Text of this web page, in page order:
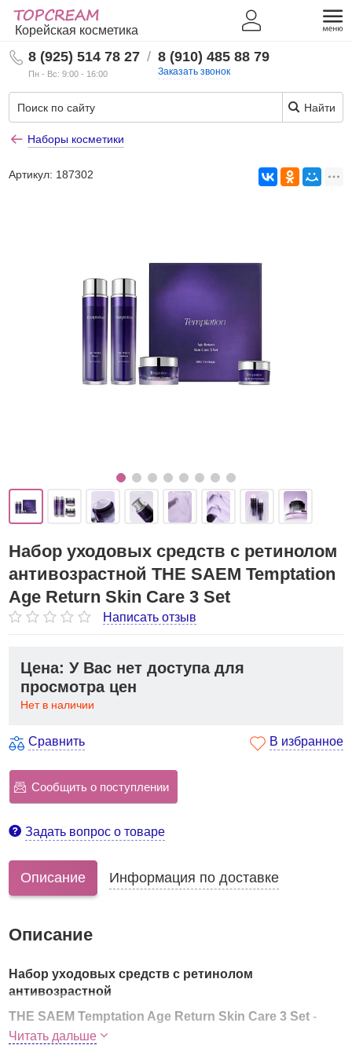
Корейская косметика
8 (925) 514 78 27
Пн - Вс: 9:00 - 16:00
/ 8 (910) 485 88 79
Заказать звонок
Найти
Наборы косметики
Артикул: 187302
Набор уходовых средств с ретинолом
антивозрастной THE SAEM Temptation
Age Return Skin Care 3 Set
Написать отзыв
Цена: У Вас нет доступа для
просмотра цен
Нет в наличии
Сравнить В избранное
Сообщить о поступлении
Задать вопрос о товаре
Описание Информация по доставке
Описание
Набор уходовых средств с ретинолом
антивозрастной
THE SAEM Temptation Age Return Skin Care 3 Set -
набор омолаживающих средств для лица
Читать дальше